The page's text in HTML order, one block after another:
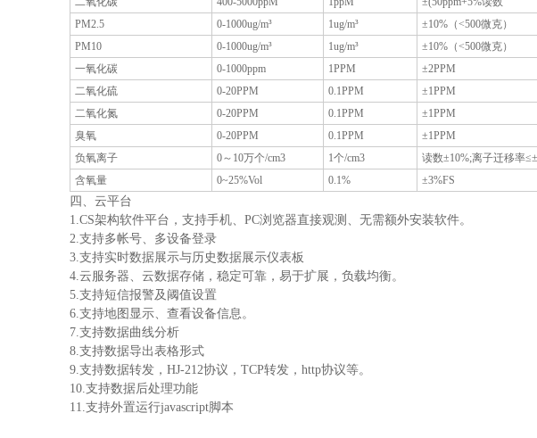
PM2.5
0-1000ug/m³ 1ug/m³
±10%（<500微克）
PM10
0-1000ug/m³ 1ug/m³
±10%（<500微克）
一氧化碳
0-1000ppm 1PPM
±2PPM
二氧化硫
0-20PPM 0.1PPM
±1PPM
二氧化氮
0-20PPM 0.1PPM
±1PPM
臭氧
0-20PPM 0.1PPM
±1PPM
负氧离子
0～10万个/cm3 1个/cm3
读数±10%;离子迁移率
含氧量
0~25%Vol 0.1% ±3%FS
四、云平台
1.CS架构软件平台，支持手机、PC浏览器直接观测、无需额外安装软件。
2.支持多帐号、多设备登录
3.支持实时数据展示与历史数据展示仪表板
4.云服务器、云数据存储，稳定可靠，易于扩展，负载均衡。
5.支持短信报警及阈值设置
6.支持地图显示、查看设备信息。
7.支持数据曲线分析
8.支持数据导出表格形式
9.支持数据转发，HJ-212协议，TCP转发，http协议等。
10.支持数据后处理功能
11.支持外置运行javascript脚本